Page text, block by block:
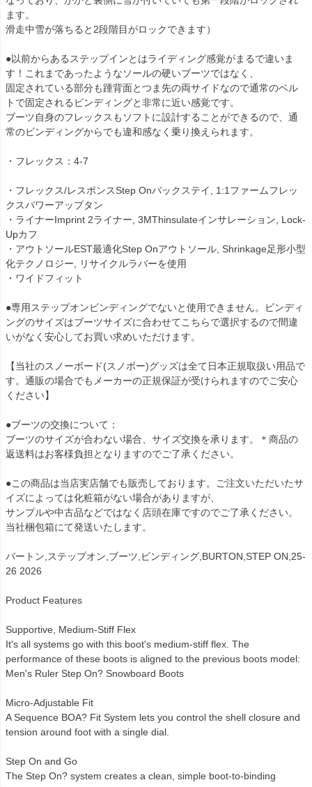
ます。
滑走中雪が落ちると2段階目がロックできます）
●以前からあるステップインとはライディング感覚がまるで違いま
す！これまであったようなソールの硬いブーツではなく、
固定されている部分も踵背面とつま先の両サイドなので通常のベル
トで固定されるビンディングと非常に近い感覚です。
ブーツ自身のフレックスもソフトに設計することができるので、通
常のビンディングからでも違和感なく乗り換えられます。
・フレックス：4-7
・フレックス/レスポンスStep Onバックステイ, 1:1ファームフレッ
クスパワーアップタン
・ライナーImprint 2ライナー, 3MThinsulateインサレーション, Lock-
Upカフ
・アウトソールEST最適化Step Onアウトソール, Shrinkage足形小型
化テクノロジー, リサイクルラバーを使用
・ワイドフィット
●専用ステップオンビンディングでないと使用できません。ビンディ
ングのサイズはブーツサイズに合わせてこちらで選択するので間違
いがなく安心してお買い求めいただけます。
【当社のスノーボード(スノボー)グッズは全て日本正規取扱い用品で
す。通販の場合でもメーカーの正規保証が受けられますのでご安心
ください】
●ブーツの交換について：
ブーツのサイズが合わない場合、サイズ交換を承ります。＊商品の
返送料はお客様負担となりますのでご了承ください。
●この商品は当店実店舗でも販売しております。ご注文いただいたサ
イズによっては化粧箱がない場合がありますが、
サンプルや中古品などではなく店頭在庫ですのでご了承ください。
当社梱包箱にて発送いたします。
バートン,ステップオン,ブーツ,ビンディング,BURTON,STEP ON,25-
26 2026
Product Features
Supportive, Medium-Stiff Flex
It's all systems go with this boot's medium-stiff flex. The
performance of these boots is aligned to the previous boots model:
Men's Ruler Step On? Snowboard Boots
Micro-Adjustable Fit
A Sequence BOA? Fit System lets you control the shell closure and
tension around foot with a single dial.
Step On and Go
The Step On? system creates a clean, simple boot-to-binding